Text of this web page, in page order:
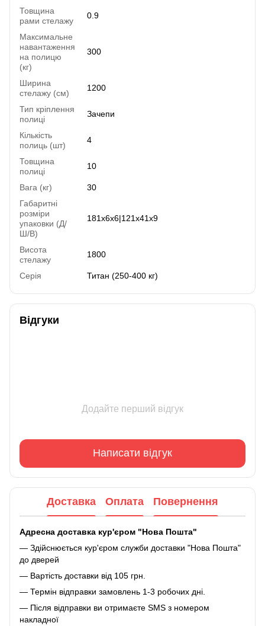
Товщина
рами стелажу
0.9
Максимальне
навантаження
на полицю
(кг)
300
Ширина
стелажу (см)
1200
Тип кріплення
полиці
Зачепи
Кількість
полиць (шт)
4
Товщина
полиці
10
Вага (кг)
30
Габаритні
розміри
упаковки (Д/
Ш/В)
181x6x6|121x41x9
Висота
стелажу
1800
Серія Титан (250-400 кг)
Відгуки
Додайте перший відгук
Написати відгук
Доставка Оплата Повернення
Адресна доставка кур'єром "Нова Пошта"
— Здійснюється кур'єром служби доставки "Нова Пошта"
до дверей
— Вартість доставки від 105 грн.
— Термін відправки замовлень 1-3 робочих дні.
— Після відправки ви отримаєте SMS з номером
накладної